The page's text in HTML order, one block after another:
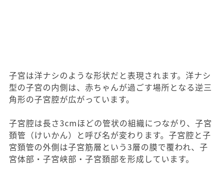
子宮は洋ナシのような形状だと表現されます。洋ナシ
型の子宮の内側は、赤ちゃんが過ごす場所となる逆三
角形の子宮腔が広がっています。
子宮腔は長さ3cmほどの管状の組織につながり、子宮
頚管（けいかん）と呼び名が変わります。子宮腔と子
宮頚管の外側は子宮筋層という3層の膜で覆われ、子
宮体部・子宮峡部・子宮頚部を形成しています。